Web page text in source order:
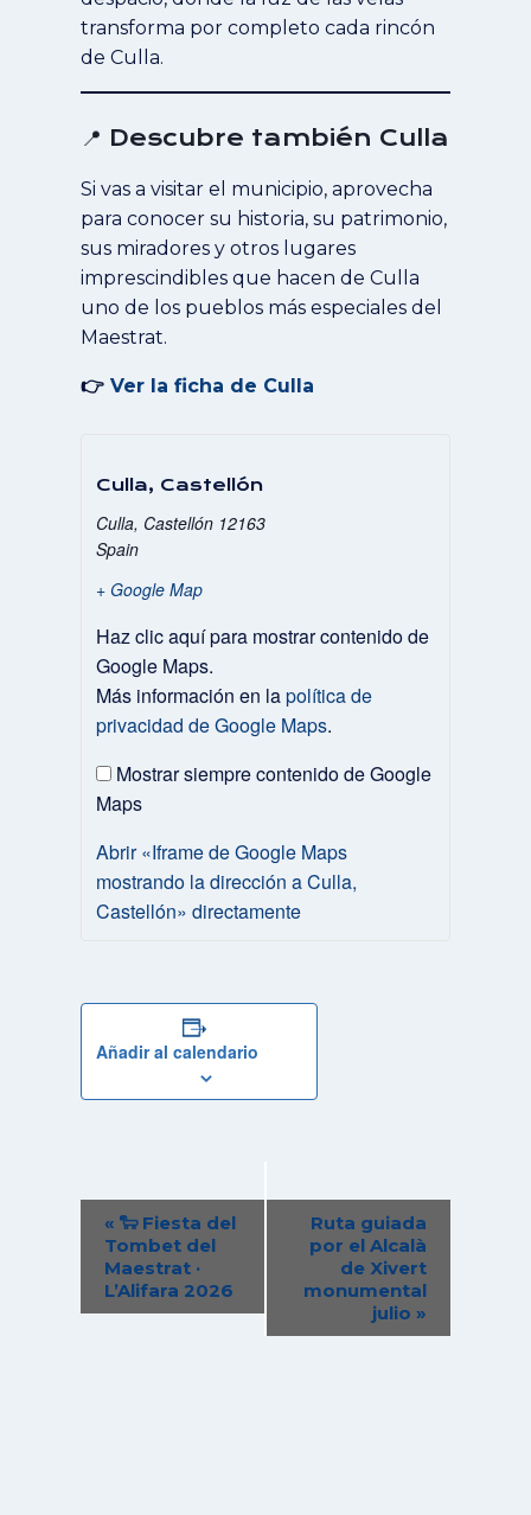
transforma por completo cada rincón
de Culla.
📍 Descubre también Culla
Si vas a visitar el municipio, aprovecha
para conocer su historia, su patrimonio,
sus miradores y otros lugares
imprescindibles que hacen de Culla
uno de los pueblos más especiales del
Maestrat.
👉 Ver la ficha de Culla
Culla, Castellón
Culla, Castellón 12163
Spain
+ Google Map
Mostrar
de
Google
Maps
la
a
Castellón»
desde
Google
Maps
Haz clic aquí para mostrar contenido de
Google Maps.
Más información en lapolítica de
privacidad de Google Maps.
Mostrar siempre contenido de Google
Maps
Abrir «Iframe de Google Maps
mostrando la dirección a Culla,
Castellón» directamente
Añadir al calendario
Navegación
del
Evento
« 🐑 Fiesta del
Tombet del
Maestrat ·
L’Alifara 2026
Ruta guiada
por el Alcalà
de Xivert
monumental
julio »